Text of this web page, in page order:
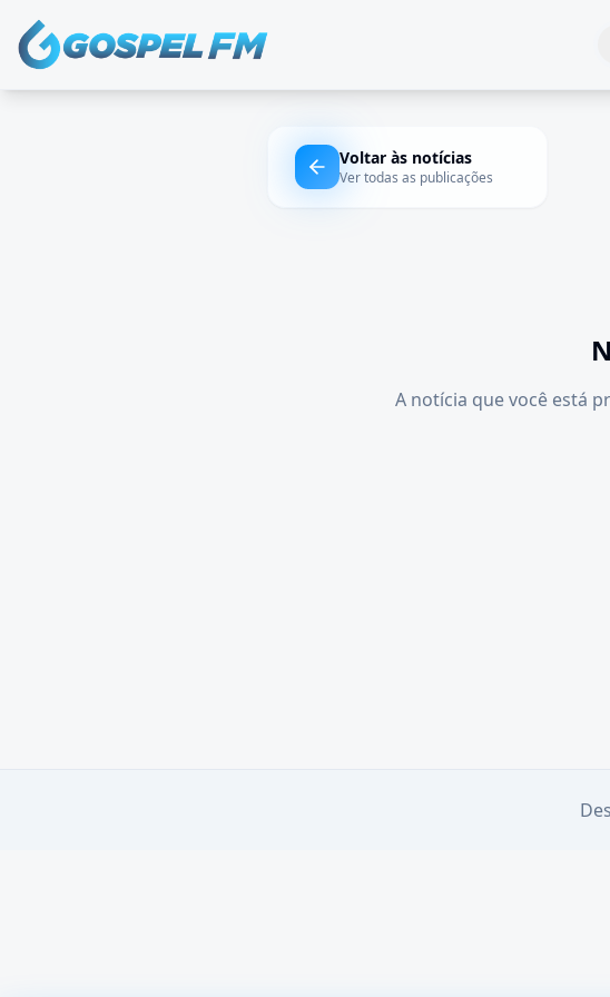
Voltar às notícias
Ver todas as publicações
A notícia que você está